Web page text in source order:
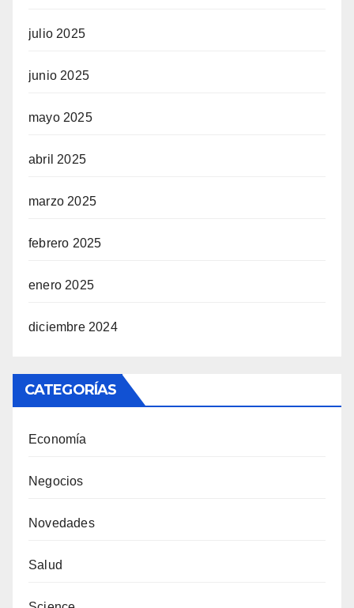
julio 2025
junio 2025
mayo 2025
abril 2025
marzo 2025
febrero 2025
enero 2025
diciembre 2024
CATEGORÍAS
Economía
Negocios
Novedades
Salud